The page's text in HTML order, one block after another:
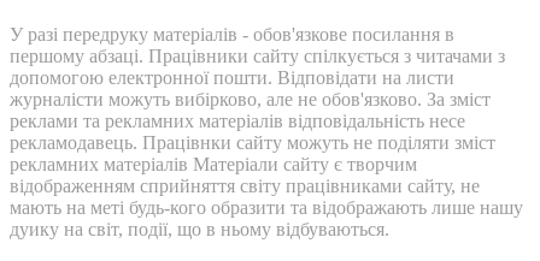
У разі передруку матеріалів - обов'язкове посилання в
першому абзаці. Працівники сайту спілкується з читачами з
допомогою електронної пошти. Відповідати на листи
журналісти можуть вибірково, але не обов'язково. За зміст
реклами та рекламних матеріалів відповідальність несе
рекламодавець. Працівнки сайту можуть не поділяти зміст
рекламних матеріалів Матеріали сайту є творчим
відображенням сприйняття світу працівниками сайту, не
мають на меті будь-кого образити та відображають лише нашу
дуику на світ, події, що в ньому відбуваються.